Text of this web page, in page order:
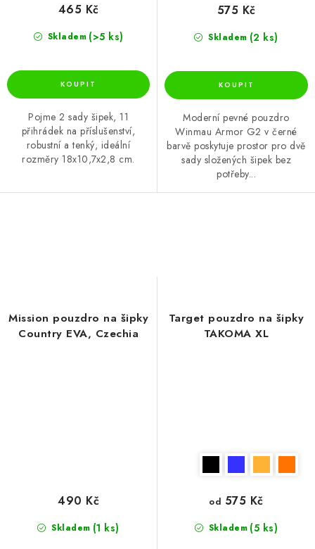
Skladem (>5 ks)
465 Kč
Pojme 2 sady šipek, 11
přihrádek na příslušenství,
robustní a tenký, ideální
rozměry 18x10,7x2,8 cm.
Skladem (2 ks)
575 Kč
Moderní pevné pouzdro
Winmau Armor G2 v černé
barvě poskytuje prostor pro dvě
sady složených šipek bez
potřeby...
Mission pouzdro na šipky
Country EVA, Czechia
Skladem (1 ks)
490 Kč
Target pouzdro na šipky
TAKOMA XL
Skladem (5 ks)
od 575 Kč